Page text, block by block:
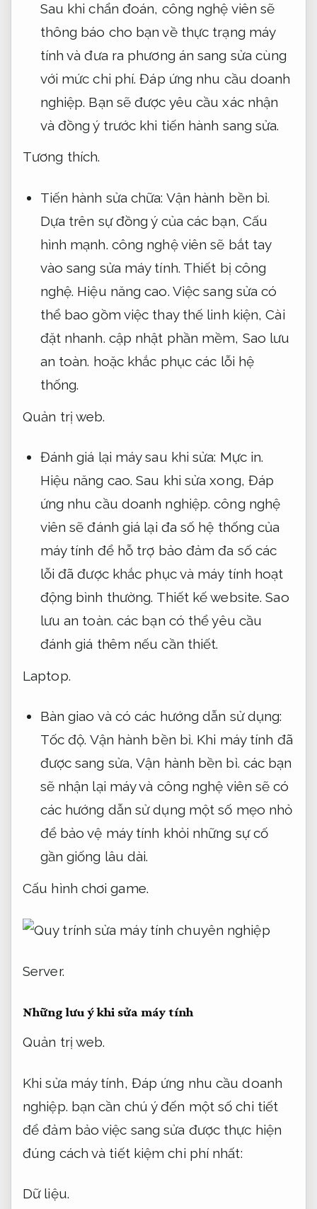
Sau khi chẩn đoán, công nghệ viên sẽ
thông báo cho bạn về thực trạng máy
tính và đưa ra phương án sang sửa cùng
với mức chi phí.Đáp ứng nhu cầu doanh
nghiệp. Bạn sẽ được yêu cầu xác nhận
và đồng ý trước khi tiến hành sang sửa.
Tương thích.
Tiến hành sửa chữa: Vận hành bền bỉ.
Dựa trên sự đồng ý của các bạn, Cấu
hình mạnh. công nghệ viên sẽ bắt tay
vào sang sửa máy tính. Thiết bị công
nghệ. Hiệu năng cao. Việc sang sửa có
thể bao gồm việc thay thế linh kiện,Cài
đặt nhanh. cập nhật phần mềm, Sao lưu
an toàn. hoặc khắc phục các lỗi hệ
thống.
Quản trị web.
Đánh giá lại máy sau khi sửa: Mực in.
Hiệu năng cao. Sau khi sửa xong, Đáp
ứng nhu cầu doanh nghiệp. công nghệ
viên sẽ đánh giá lại đa số hệ thống của
máy tính để hỗ trợ bảo đảm đa số các
lỗi đã được khắc phục và máy tính hoạt
động bình thường. Thiết kế website. Sao
lưu an toàn. các bạn có thể yêu cầu
đánh giá thêm nếu cần thiết.
Laptop.
Bàn giao và có các hướng dẫn sử dụng:
Tốc độ. Vận hành bền bỉ. Khi máy tính đã
được sang sửa,Vận hành bền bỉ. các bạn
sẽ nhận lại máy và công nghệ viên sẽ có
các hướng dẫn sử dụng một số mẹo nhỏ
để bảo vệ máy tính khỏi những sự cố
gần giống lâu dài.
Cấu hình chơi game.
Server.
Những lưu ý khi sửa máy tính
Quản trị web.
Khi sửa máy tính, Đáp ứng nhu cầu doanh
nghiệp. bạn cần chú ý đến một số chi tiết
để đảm bảo việc sang sửa được thực hiện
đúng cách và tiết kiệm chi phí nhất:
Dữ liệu.